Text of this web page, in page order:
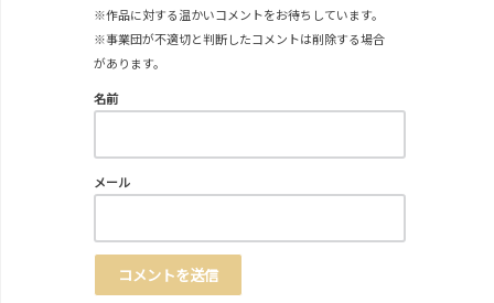
※作品に対する温かいコメントをお待ちしています。
※事業団が不適切と判断したコメントは削除する場合
があります。
名前
メール